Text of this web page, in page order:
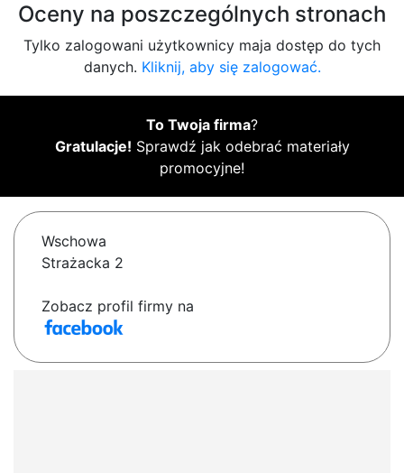
Oceny na poszczególnych stronach
Tylko zalogowani użytkownicy maja dostęp do tych
danych. Kliknij, aby się zalogować.
To Twoja firma?
Gratulacje! Sprawdź jak odebrać materiały
promocyjne!
Wschowa
Strażacka 2
Zobacz profil firmy na